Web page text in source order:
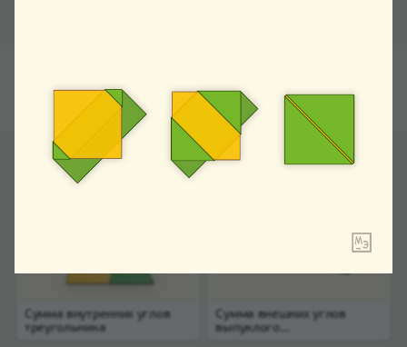
Hirokazu Iwasawa
. Square in the Bag and Other
Puzzles for Classroom.
ДРУГИЕ МОДЕЛИ РАЗДЕЛА «ГОЛОВОЛОМКИ»
Сумма внутренних углов
треугольника
Сумма внешних углов
выпуклого